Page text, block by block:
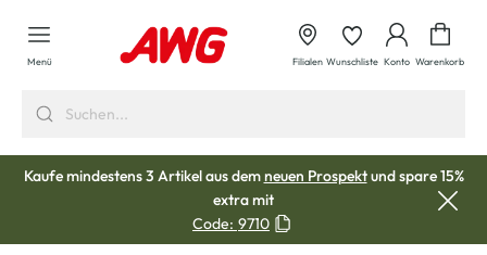
springen
Menü Filialen Wunschliste Konto Warenkorb
Kaufe mindestens 3 Artikel aus demneuen Prospektund spare 15%
extra mit
Code: 9710